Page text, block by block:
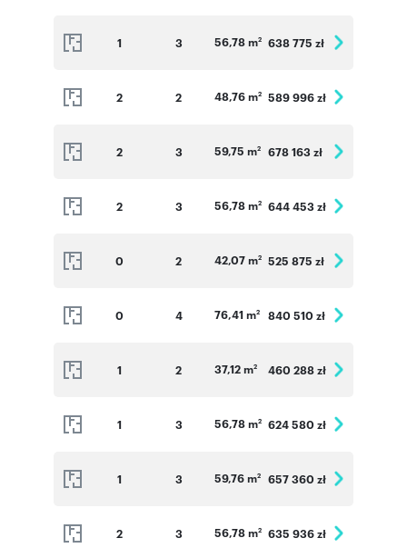
1 3 56,78 m2 638 775 zł
2 2 48,76 m2 589 996 zł
2 3 59,75 m2 678 163 zł
2 3 56,78 m2 644 453 zł
0 2 42,07 m2 525 875 zł
0 4 76,41 m2 840 510 zł
1 2 37,12 m2 460 288 zł
1 3 56,78 m2 624 580 zł
1 3 59,76 m2 657 360 zł
2 3 56,78 m2 635 936 zł